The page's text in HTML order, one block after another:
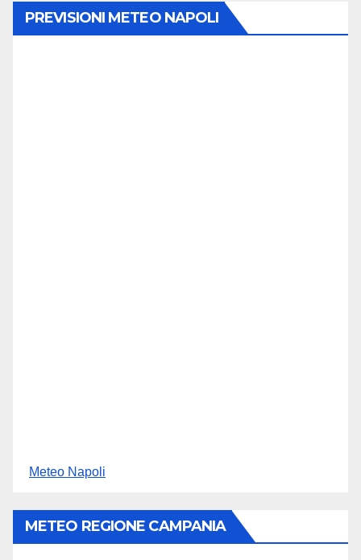
PREVISIONI METEO NAPOLI
Meteo Napoli
METEO REGIONE CAMPANIA